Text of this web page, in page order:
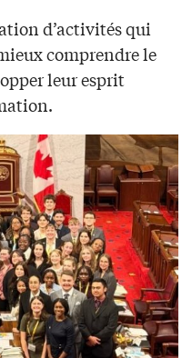
d’activités qui
comprendre le
leur esprit